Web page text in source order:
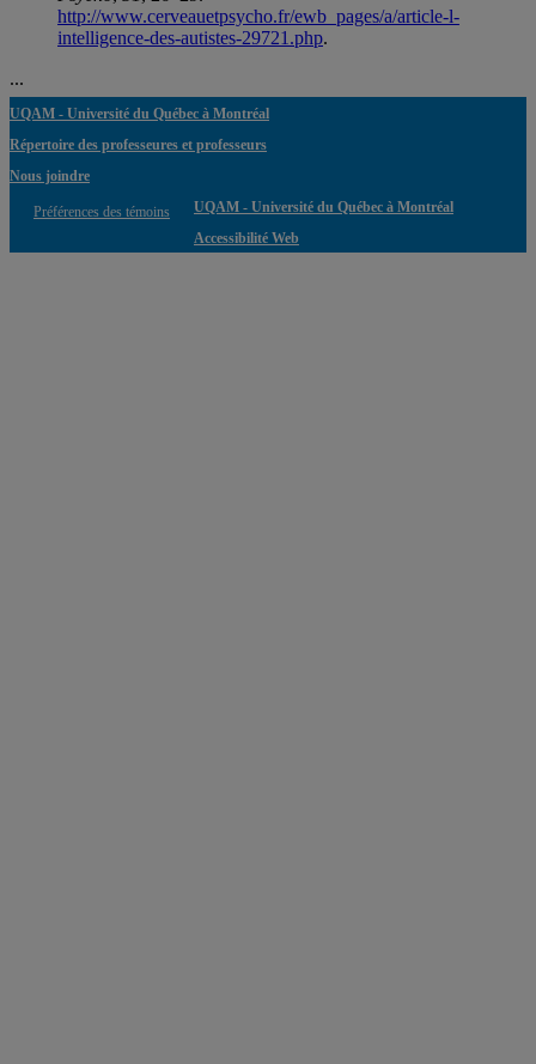
http://www.cerveauetpsycho.fr/ewb_pages/a/article-l-
intelligence-des-autistes-29721.php.
...
UQAM - Université du Québec à Montréal
Répertoire des professeures et professeurs
Nous joindre
Préférences des témoins
UQAM - Université du Québec à Montréal
Accessibilité Web